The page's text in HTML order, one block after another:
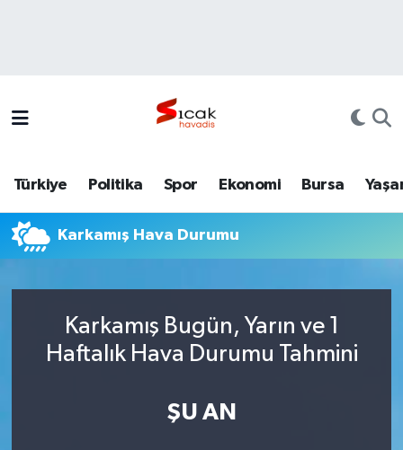
Türkiye Politika Spor Ekonomi Bursa
Karkamış Hava Durumu
Karkamış Bugün, Yarın ve 1
Haftalık Hava Durumu Tahmini
ŞU AN
Türkiye
Haber Arşivi